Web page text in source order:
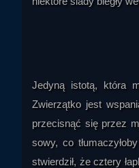
Jedyną istotą, która
Zwierzątko jest
przecisnąć się przez
sowy, co
stwierdził, że cztery